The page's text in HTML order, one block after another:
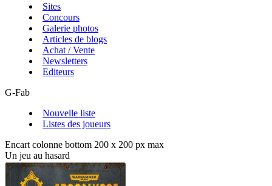
Sites
Concours
Galerie photos
Articles de blogs
Achat / Vente
Newsletters
Editeurs
G-Fab
Nouvelle liste
Listes des joueurs
Encart colonne bottom 200 x 200 px max
Un jeu au hasard